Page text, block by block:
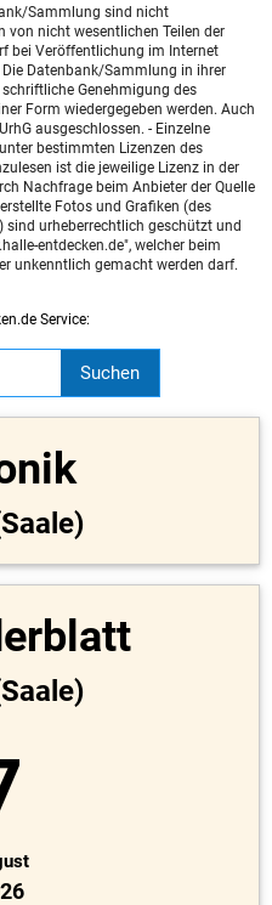
Sammlung sind nicht
von nicht wesentlichen Teilen der
bei Veröffentlichung im Internet
Datenbank/Sammlung in ihrer
Genehmigung des
Form wiedergegeben werden. Auch
ausgeschlossen. - Einzelne
bestimmten Lizenzen des
ist die jeweilige Lizenz in der
Nachfrage beim Anbieter der Quelle
Fotos und Grafiken (des
urheberrechtlich geschützt und
entdecken.de", welcher beim
unkenntlich gemacht werden darf.
Service: